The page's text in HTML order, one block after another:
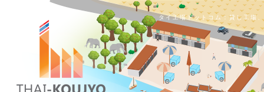
タイ工場ドットコム：貸し工場